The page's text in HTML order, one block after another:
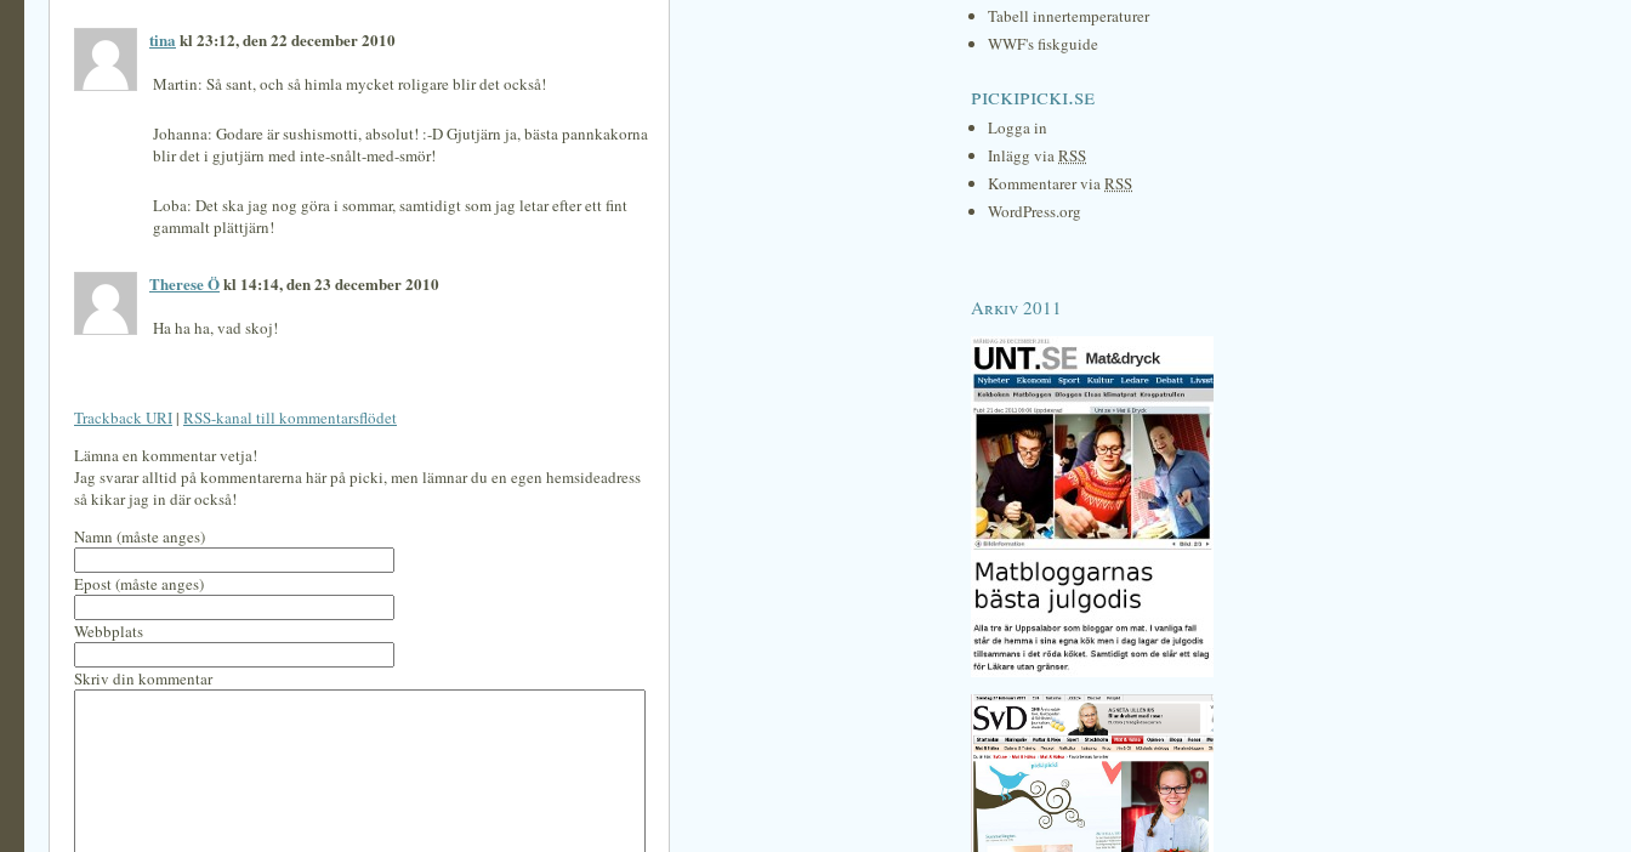
tina kl 23:12, den 22 december 2010
Martin: Så sant, och så himla mycket roligare blir det också!
Johanna: Godare är sushismotti, absolut! :-D Gjutjärn ja, bästa pannkakorna
blir det i gjutjärn med inte-snålt-med-smör!
Loba: Det ska jag nog göra i sommar, samtidigt som jag letar efter ett fint
gammalt plättjärn!
Therese Ökl 14:14, den 23 december 2010
Ha ha ha, vad skoj!
Trackback URI| RSS-kanal till kommentarsflödet
Lämna en kommentar vetja!
Jag svarar alltid på kommentarerna här på picki, men lämnar du en egen hemsideadress
så kikar jag in där också!
Namn (måste anges)
Epost (måste anges)
Webbplats
Skriv din kommentar
Tabell innertemperaturer
WWF's fiskguide
pickipicki.se
Logga in
Inlägg viaRSS
Kommentarer viaRSS
WordPress.org
Arkiv 2011